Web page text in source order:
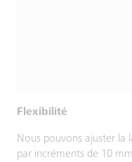
Flexibilité
Nous pouvons ajuster la
par incréments de 10